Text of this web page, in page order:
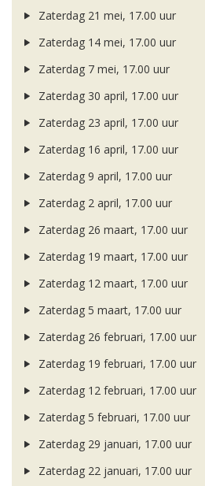
Zaterdag 21 mei, 17.00 uur
Zaterdag 14 mei, 17.00 uur
Zaterdag 7 mei, 17.00 uur
Zaterdag 30 april, 17.00 uur
Zaterdag 23 april, 17.00 uur
Zaterdag 16 april, 17.00 uur
Zaterdag 9 april, 17.00 uur
Zaterdag 2 april, 17.00 uur
Zaterdag 26 maart, 17.00 uur
Zaterdag 19 maart, 17.00 uur
Zaterdag 12 maart, 17.00 uur
Zaterdag 5 maart, 17.00 uur
Zaterdag 26 februari, 17.00 uur
Zaterdag 19 februari, 17.00 uur
Zaterdag 12 februari, 17.00 uur
Zaterdag 5 februari, 17.00 uur
Zaterdag 29 januari, 17.00 uur
Zaterdag 22 januari, 17.00 uur